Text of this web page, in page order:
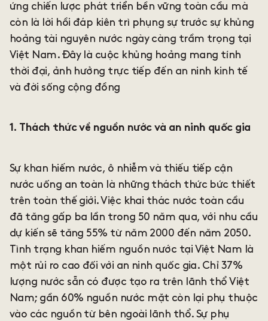
ứng chiến lược phát triển bền vững toàn cầu mà
còn là lời hồi đáp kiên trì phụng sự trước sự khủng
hoảng tài nguyên nước ngày càng trầm trọng tại
Việt Nam. Đây là cuộc khủng hoảng mang tính
thời đại, ảnh hưởng trực tiếp đến an ninh kinh tế
và đời sống cộng đồng
1. Thách thức về nguồn nước và an ninh quốc gia
Sự khan hiếm nước, ô nhiễm và thiếu tiếp cận
nước uống an toàn là những thách thức bức thiết
trên toàn thế giới. Việc khai thác nước toàn cầu
đã tăng gấp ba lần trong 50 năm qua, với nhu cầu
dự kiến sẽ tăng 55% từ năm 2000 đến năm 2050.
Tình trạng khan hiếm nguồn nước tại Việt Nam là
một rủi ro cao đối với an ninh quốc gia. Chỉ 37%
lượng nước sẵn có được tạo ra trên lãnh thổ Việt
Nam; gần 60% nguồn nước mặt còn lại phụ thuộc
vào các nguồn từ bên ngoài lãnh thổ. Sự phụ